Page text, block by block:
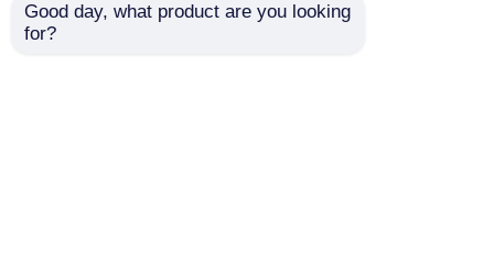
Good day, what product are you looking
for?